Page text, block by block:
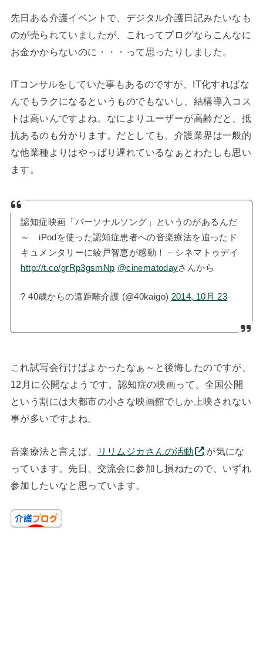
先日ある介護イベントで、デジタル介護日記みたいなも
のが売られていましたが、これってブログならこんなに
お金かからないのに・・・って思ったりしました。
ITコンサルをしていた事もあるのですが、IT化すればな
んでもラクになるというものでもないし、結構導入コス
トは高いんですよね。なによりユーザーが高齢だと、抵
抗あるのも分かります。だとしても、介護業界は一般的
な他業種よりはやっぱり遅れているなぁとわたしも思い
ます。
認知症映画「パーソナルソング」というのがあるんだ
～ iPodを使った認知症患者への音楽療法を追ったド
キュメンタリーに綾戸智恵が感動！ – シネマトゥデイ
http://t.co/grRp3gsmNp @cinematodayさんから
? 40歳からの遠距離介護 (@40kaigo) 2014, 10月 23
これ試写会行けばよかったなぁ～と後悔したのですが、
12月に公開なようです。認知症の映画って、全国公開
という割には大都市の小さな映画館でしか上映されない
事が多いですよね。
音楽療法と言えば、 リリムジカさんの活動
が気にな
っています。先日、交流会に参加し損ねたので、いずれ
参加したいなと思っています。